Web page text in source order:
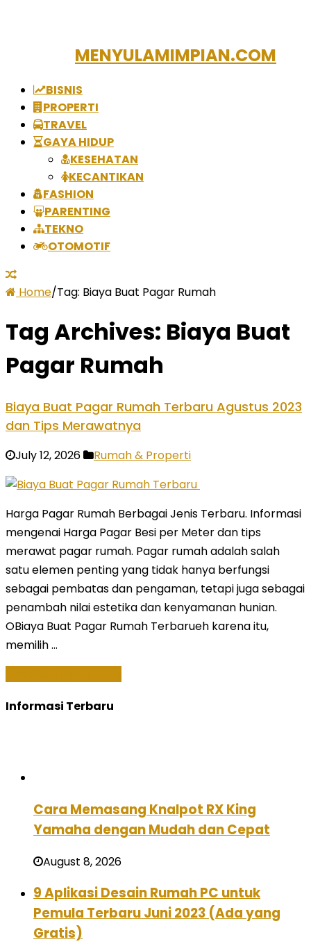
MENYULAMIMPIAN.COM
BISNIS
PROPERTI
TRAVEL
GAYA HIDUP
KESEHATAN
KECANTIKAN
FASHION
PARENTING
TEKNO
OTOMOTIF
Home/Tag: Biaya Buat Pagar Rumah
Tag Archives: Biaya Buat
Pagar Rumah
Biaya Buat Pagar Rumah Terbaru Agustus 2023
dan Tips Merawatnya
July 12, 2026 Rumah & Properti
Harga Pagar Rumah Berbagai Jenis Terbaru. Informasi
mengenai Harga Pagar Besi per Meter dan tips
merawat pagar rumah. Pagar rumah adalah salah
satu elemen penting yang tidak hanya berfungsi
sebagai pembatas dan pengaman, tetapi juga sebagai
penambah nilai estetika dan kenyamanan hunian.
OBiaya Buat Pagar Rumah Terbarueh karena itu,
memilih …
Informasi Terbaru
Cara Memasang Knalpot RX King
Yamaha dengan Mudah dan Cepat
August 8, 2026
9 Aplikasi Desain Rumah PC untuk
Pemula Terbaru Juni 2023 (Ada yang
Gratis)